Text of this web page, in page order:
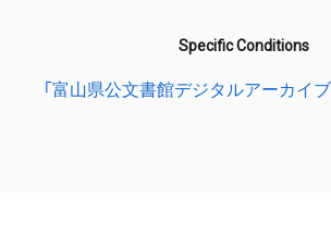
Specific Conditions
「富山県公文書館デジタルアーカイブ